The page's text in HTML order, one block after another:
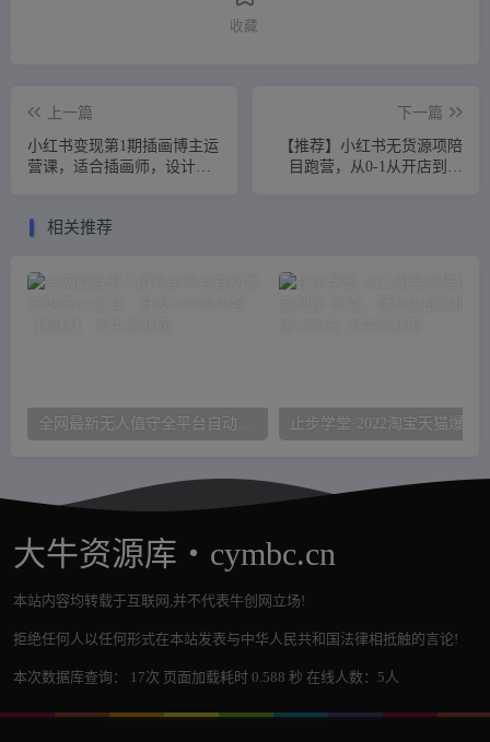
收藏
上一篇
小红书变现第1期插画博主运
营课，适合插画师，设计
下一篇
【推荐】小红书无货源项陪
目‬跑营，从0-1从开店到爆
相关推荐
大牛资源库・cymbc.cn
本站内容均转载于互联网,并不代表牛创网立场!
拒绝任何人以任何形式在本站发表与中华人民共和国法律相抵触的言论!
本次数据库查询： 17次 页面加载耗时 0.588 秒 在线人数：5人